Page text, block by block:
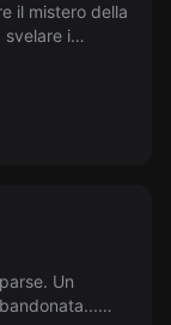
il mistero della
svelare i
Un